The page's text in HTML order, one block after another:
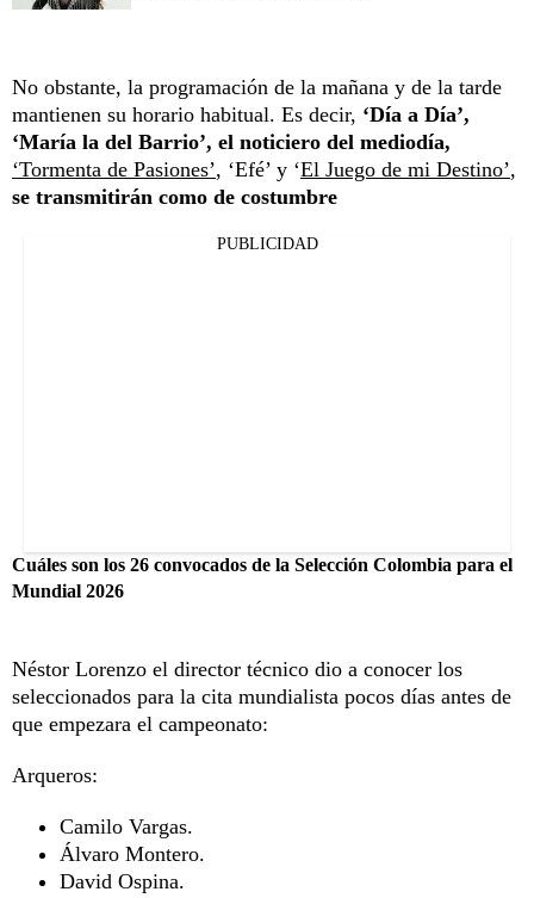
No obstante, la programación de la mañana y de la tarde
mantienen su horario habitual. Es decir, ‘Día a Día’,
‘María la del Barrio’, el noticiero del mediodía,
‘Tormenta de Pasiones’, ‘Efé’ y ‘El Juego de mi Destino’,
se transmitirán como de costumbre
PUBLICIDAD
Cuáles son los 26 convocados de la Selección Colombia para el
Mundial 2026
Néstor Lorenzo el director técnico dio a conocer los
seleccionados para la cita mundialista pocos días antes de
que empezara el campeonato:
Arqueros:
Camilo Vargas.
Álvaro Montero.
David Ospina.